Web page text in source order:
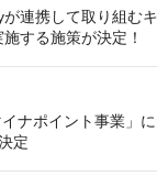
連携して取り組む
する施策が決定！
ナポイント事業」
定